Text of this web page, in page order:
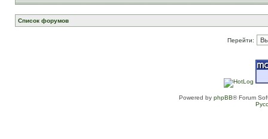
Список форумов
Перейти:
Powered by phpBB® Forum